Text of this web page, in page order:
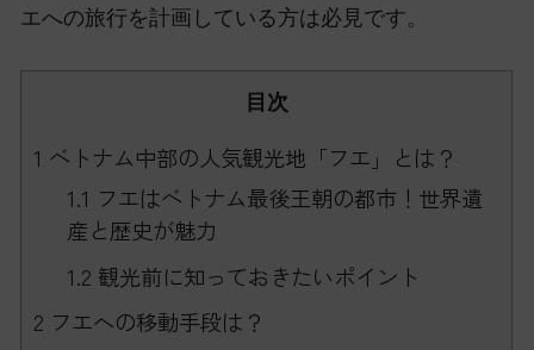
エへの旅行を計画している方は必見です。
目次
1 ベトナム中部の人気観光地「フエ」とは？
1.1 フエはベトナム最後王朝の都市！世界遺
産と歴史が魅力
1.2 観光前に知っておきたいポイント
2 フエへの移動手段は？